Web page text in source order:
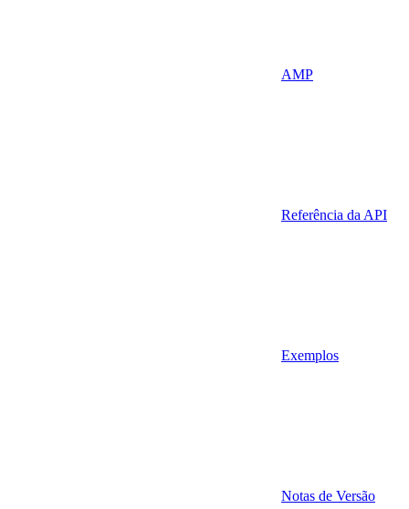
AMP
Referência da API
Exemplos
Notas de Versão